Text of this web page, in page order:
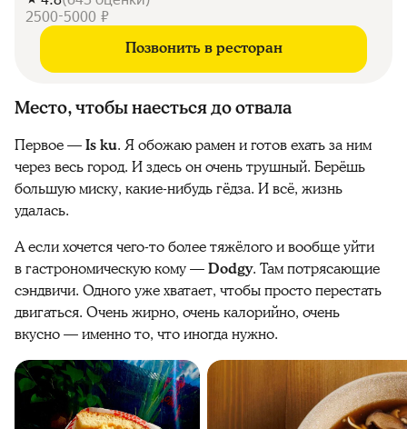
2500-5000 ₽
Позвонить в ресторан
Место, чтобы наесться до отвала
Первое —Is ku. Я обожаю рамен и готов ехать за ним
через весь город. И здесь он очень трушный. Берёшь
большую миску, какие-нибудь гёдза. И всё, жизнь
удалась.
А если хочется чего-то более тяжёлого и вообще уйти
в гастрономическую кому —Dodgy. Там потрясающие
сэндвичи. Одного уже хватает, чтобы просто перестать
двигаться. Очень жирно, очень калорийно, очень
вкусно — именно то, что иногда нужно.